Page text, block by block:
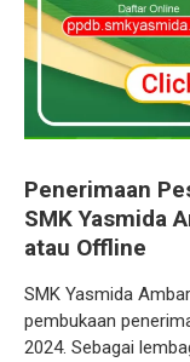
Penerimaan
SMK Yasmida
atau Offline
SMK Yasmida
pembukaan
2024. Sebagai